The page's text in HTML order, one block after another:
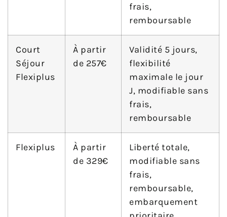
frais,
remboursable
Court
Séjour
Flexiplus
À partir
de 257€
Validité 5 jours,
flexibilité
maximale le jour
J, modifiable sans
frais,
remboursable
Flexiplus
À partir
de 329€
Liberté totale,
modifiable sans
frais,
remboursable,
embarquement